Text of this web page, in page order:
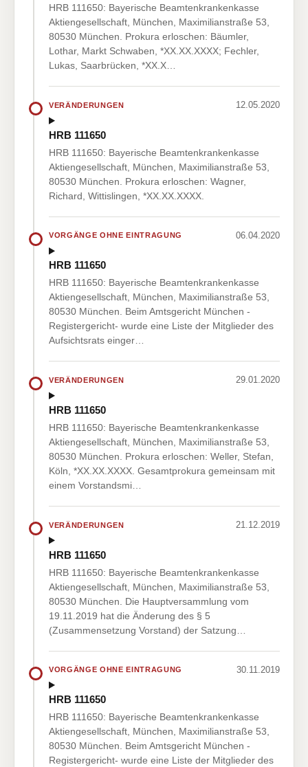
HRB 111650: Bayerische Beamtenkrankenkasse
Aktiengesellschaft, München, Maximilianstraße 53,
80530 München. Prokura erloschen: Bäumler,
Lothar, Markt Schwaben, *XX.XX.XXXX; Fechler,
Lukas, Saarbrücken, *XX.X…
VERÄNDERUNGEN 12.05.2020
HRB 111650
HRB 111650: Bayerische Beamtenkrankenkasse
Aktiengesellschaft, München, Maximilianstraße 53,
80530 München. Prokura erloschen: Wagner,
Richard, Wittislingen, *XX.XX.XXXX.
VORGÄNGE OHNE EINTRAGUNG 06.04.2020
HRB 111650
HRB 111650: Bayerische Beamtenkrankenkasse
Aktiengesellschaft, München, Maximilianstraße 53,
80530 München. Beim Amtsgericht München -
Registergericht- wurde eine Liste der Mitglieder des
Aufsichtsrats einger…
VERÄNDERUNGEN 29.01.2020
HRB 111650
HRB 111650: Bayerische Beamtenkrankenkasse
Aktiengesellschaft, München, Maximilianstraße 53,
80530 München. Prokura erloschen: Weller, Stefan,
Köln, *XX.XX.XXXX. Gesamtprokura gemeinsam mit
einem Vorstandsmi…
VERÄNDERUNGEN 21.12.2019
HRB 111650
HRB 111650: Bayerische Beamtenkrankenkasse
Aktiengesellschaft, München, Maximilianstraße 53,
80530 München. Die Hauptversammlung vom
19.11.2019 hat die Änderung des § 5
(Zusammensetzung Vorstand) der Satzung…
VORGÄNGE OHNE EINTRAGUNG 30.11.2019
HRB 111650
HRB 111650: Bayerische Beamtenkrankenkasse
Aktiengesellschaft, München, Maximilianstraße 53,
80530 München. Beim Amtsgericht München -
Registergericht- wurde eine Liste der Mitglieder des